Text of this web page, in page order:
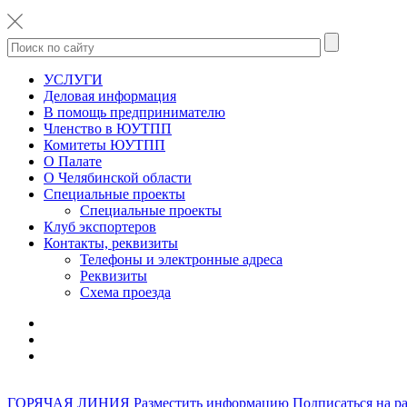
УСЛУГИ
Деловая информация
В помощь предпринимателю
Членство в ЮУТПП
Комитеты ЮУТПП
О Палате
О Челябинской области
Специальные проекты
Специальные проекты
Клуб экспортеров
Контакты, реквизиты
Телефоны и электронные адреса
Реквизиты
Схема проезда
ГОРЯЧАЯ ЛИНИЯ Разместить информацию Подписаться на